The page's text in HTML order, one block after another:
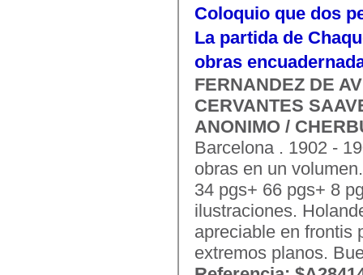
Coloquio que dos
La partida de
obras
FERNANDEZ DE
CERVANTES
ANONIMO /
Barcelona . 1902 -
obras en un
34 pgs+ 66 pgs+ 8
ilustraciones.
apreciable en frontis
extremos planos.